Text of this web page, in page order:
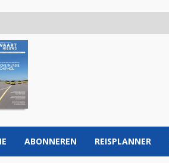
ABONNEREN REISPLANNER